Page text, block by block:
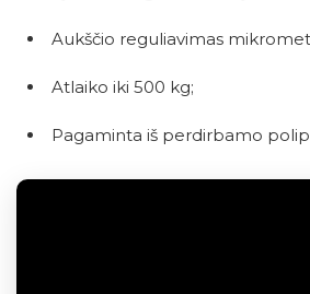
Aukščio reguliavimas
Atlaiko iki 500 kg;
Pagaminta iš perdirbamo